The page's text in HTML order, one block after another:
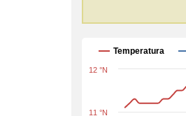
Temperatura
11 °N
12 °N